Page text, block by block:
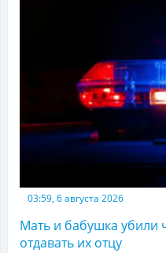
03:59, 6 августа 2026
Мать и бабушка убили
отдавать их отцу